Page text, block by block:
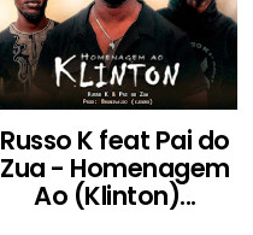
Russo K feat Pai do
Zua - Homenagem
Ao (Klinton)...